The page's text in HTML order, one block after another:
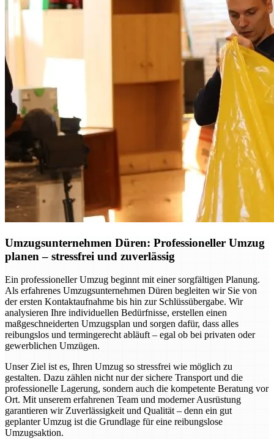
Umzugsunternehmen Düren: Professioneller Umzug
planen – stressfrei und zuverlässig
Ein professioneller Umzug beginnt mit einer sorgfältigen Planung.
Als erfahrenes Umzugsunternehmen Düren begleiten wir Sie von
der ersten Kontaktaufnahme bis hin zur Schlüssübergabe. Wir
analysieren Ihre individuellen Bedürfnisse, erstellen einen
maßgeschneiderten Umzugsplan und sorgen dafür, dass alles
reibungslos und termingerecht abläuft – egal ob bei privaten oder
gewerblichen Umzügen.
Unser Ziel ist es, Ihren Umzug so stressfrei wie möglich zu
gestalten. Dazu zählen nicht nur der sichere Transport und die
professionelle Lagerung, sondern auch die kompetente Beratung vor
Ort. Mit unserem erfahrenen Team und moderner Ausrüstung
garantieren wir Zuverlässigkeit und Qualität – denn ein gut
geplanter Umzug ist die Grundlage für eine reibungslose
Umzugsaktion.